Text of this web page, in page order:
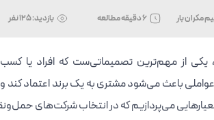
مکران بار بازدید:125 نفر
از مهم‌ترین تصمیماتی‌ست که افراد یا
باعث می‌شود مشتری به یک برند اعتماد کند و
می‌پردازیم که در انتخاب شرکت‌های